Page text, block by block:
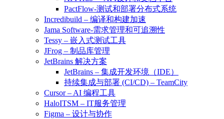
PactFlow-测试和部署分布式系统
Incredibuild – 编译和构建加速
Jama Software-需求管理和可追溯性
Tessy – 嵌入式测试工具
JFrog – 制品库管理
JetBrains 解决方案
JetBrains – 集成开发环境（IDE）
持续集成与部署 (CI/CD) – TeamCity
Cursor – AI 编程工具
HaloITSM – IT服务管理
Figma – 设计与协作